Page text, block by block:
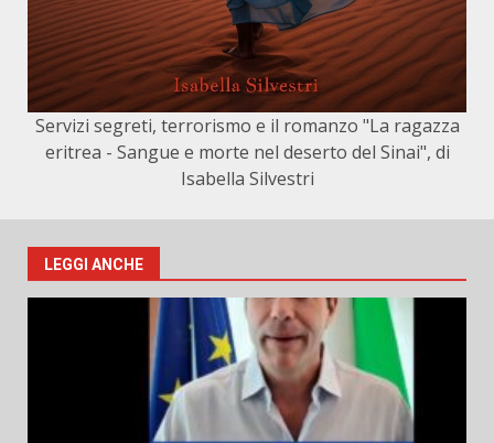
Servizi segreti, terrorismo e il romanzo "La ragazza
eritrea - Sangue e morte nel deserto del Sinai", di
Isabella Silvestri
LEGGI ANCHE